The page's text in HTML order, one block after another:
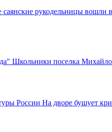
рукодельницы вошли в
поселка
На дворе бушует